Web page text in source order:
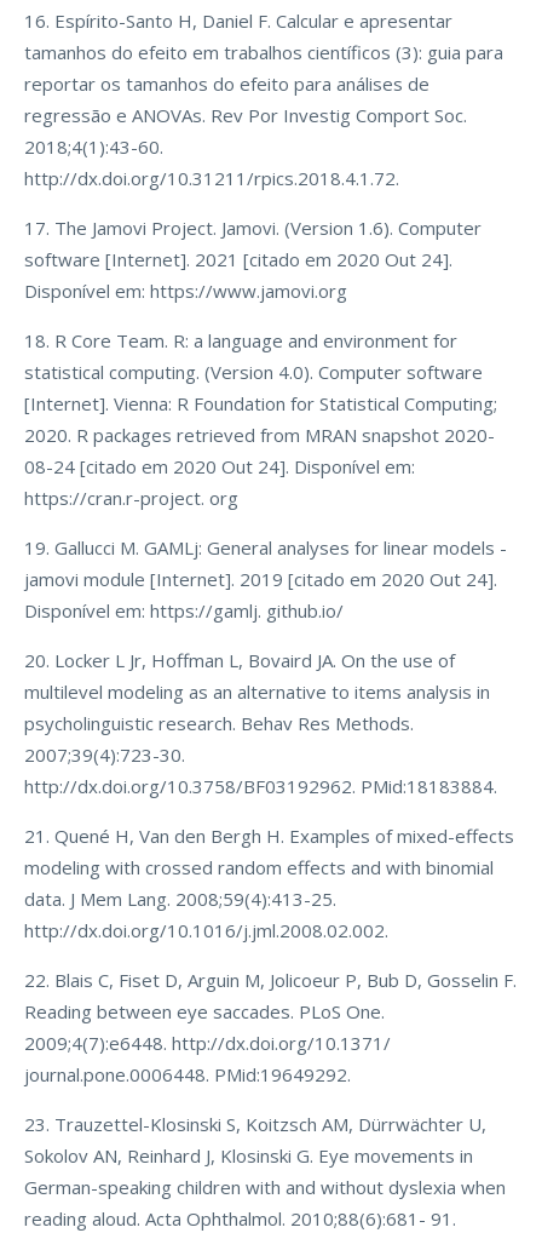
16. Espírito-Santo H, Daniel F. Calcular e apresentar
tamanhos do efeito em trabalhos científicos (3): guia para
reportar os tamanhos do efeito para análises de
regressão e ANOVAs. Rev Por Investig Comport Soc.
2018;4(1):43-60.
http://dx.doi.org/10.31211/rpics.2018.4.1.72.
17. The Jamovi Project. Jamovi. (Version 1.6). Computer
software [Internet]. 2021 [citado em 2020 Out 24].
Disponível em: https://www.jamovi.org
18. R Core Team. R: a language and environment for
statistical computing. (Version 4.0). Computer software
[Internet]. Vienna: R Foundation for Statistical Computing;
2020. R packages retrieved from MRAN snapshot 2020-
08-24 [citado em 2020 Out 24]. Disponível em:
https://cran.r-project. org
19. Gallucci M. GAMLj: General analyses for linear models -
jamovi module [Internet]. 2019 [citado em 2020 Out 24].
Disponível em: https://gamlj. github.io/
20. Locker L Jr, Hoffman L, Bovaird JA. On the use of
multilevel modeling as an alternative to items analysis in
psycholinguistic research. Behav Res Methods.
2007;39(4):723-30.
http://dx.doi.org/10.3758/BF03192962. PMid:18183884.
21. Quené H, Van den Bergh H. Examples of mixed-effects
modeling with crossed random effects and with binomial
data. J Mem Lang. 2008;59(4):413-25.
http://dx.doi.org/10.1016/j.jml.2008.02.002.
22. Blais C, Fiset D, Arguin M, Jolicoeur P, Bub D, Gosselin F.
Reading between eye saccades. PLoS One.
2009;4(7):e6448. http://dx.doi.org/10.1371/
journal.pone.0006448. PMid:19649292.
23. Trauzettel-Klosinski S, Koitzsch AM, Dürrwächter U,
Sokolov AN, Reinhard J, Klosinski G. Eye movements in
German-speaking children with and without dyslexia when
reading aloud. Acta Ophthalmol. 2010;88(6):681- 91.